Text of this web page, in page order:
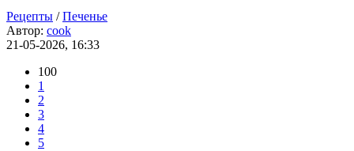
Рецепты /Печенье
Автор: cook
21-05-2026, 16:33
100
1
2
3
4
5